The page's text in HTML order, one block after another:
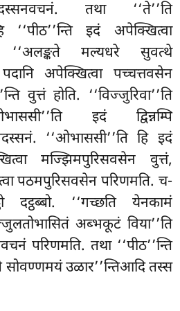
तथा ‘‘ते’’ति
‘‘पीठ’’न्ति इदं अपेक्खित्वा
‘‘अलङ्कते मल्यधरे सुवत्थे
अपेक्खित्वा पच्चत्तवसेन
वुत्तं होति. ‘‘विज्जुरिवा’’ति
इदं द्विन्नम्पि
‘‘ओभाससी’’ति हि इदं
मज्झिमपुरिसवसेन वुत्तं,
पठमपुरिसवसेन परिणमति. च-
दट्ठब्बो. ‘‘गच्छति येनकामं
अब्भकूटं विया’’ति
परिणमति. तथा ‘‘पीठ’’न्ति
उळार’’न्तिआदि तस्स